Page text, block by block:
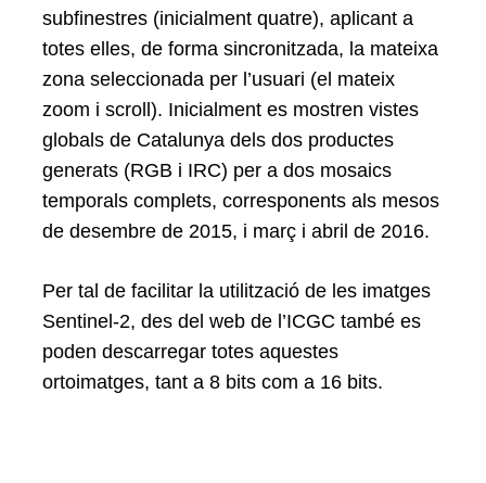
subfinestres (inicialment quatre), aplicant a
totes elles, de forma sincronitzada, la mateixa
zona seleccionada per l’usuari (el mateix
zoom i scroll). Inicialment es mostren vistes
globals de Catalunya dels dos productes
generats (RGB i IRC) per a dos mosaics
temporals complets, corresponents als mesos
de desembre de 2015, i març i abril de 2016.
Per tal de facilitar la utilització de les imatges
Sentinel-2, des del web de l’ICGC també es
poden descarregar totes aquestes
ortoimatges, tant a 8 bits com a 16 bits.